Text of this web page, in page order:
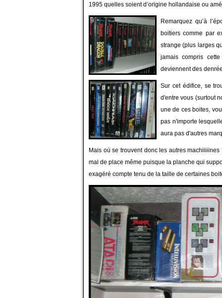
1995 quelles soient d’origine hollandaise ou
Remarquez qu’à
boitiers comme par
strange (plus larges
jamais compris
deviennent des
Sur cet édifice, se
d'entre vous (surtout
une de ces boites,
pas n'importe
aura pas d'autres
Mais où se trouvent donc les autres
mal de place même puisque la planche qui
exagéré compte tenu de la taille de certaines